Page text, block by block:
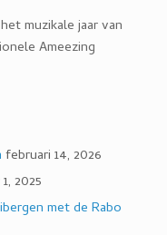
muzikale jaar van
Ameezing
februari 14, 2026
2025
met de Rabo